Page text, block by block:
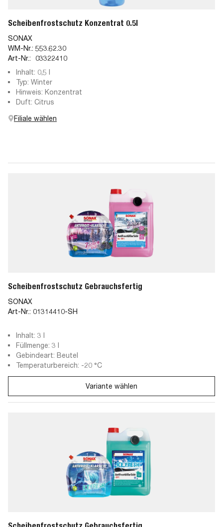
Scheibenfrostschutz Konzentrat 0.5l
SONAX
WM-Nr.: 553.62.30
Art-Nr.:
03322410
Inhalt: 0,5 l
Typ: Winter
Hinweis: Konzentrat
Duft: Citrus
Filiale wählen
Scheibenfrostschutz Gebrauchsfertig
SONAX
Art-Nr.: 01314410-SH
Inhalt: 3 l
Füllmenge: 3 l
Gebindeart: Beutel
Temperaturbereich: -20 °C
Variante wählen